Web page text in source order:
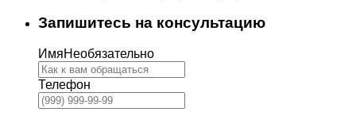
Запишитесь на консультацию
ИмяНеобязательно
Телефон